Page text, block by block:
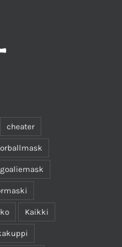
cheater
goaliemask
Kaikki